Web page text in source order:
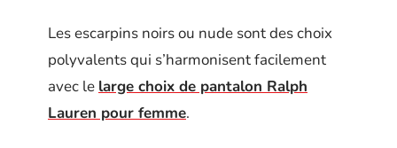
Les escarpins noirs ou nude sont des choix
polyvalents qui s’harmonisent facilement
avec le large choix de pantalon Ralph
Lauren pour femme.